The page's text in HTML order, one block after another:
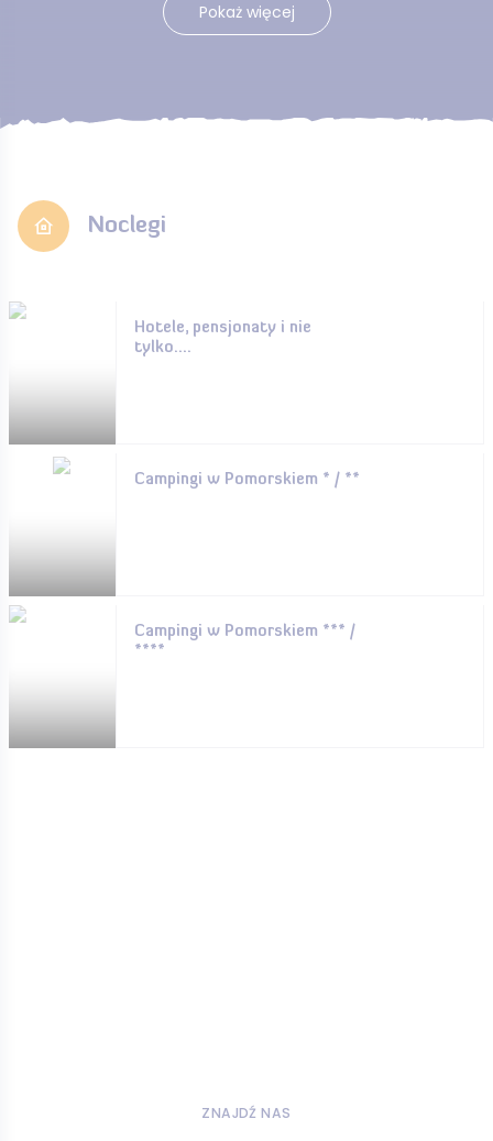
Pokaż więcej
Noclegi
Hotele, pensjonaty i nie
tylko....
Campingi w Pomorskiem * / **
Campingi w Pomorskiem *** /
****
ZNAJDŹ NAS